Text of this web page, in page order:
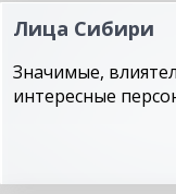
Лица Сибири
Значимые,
интересные